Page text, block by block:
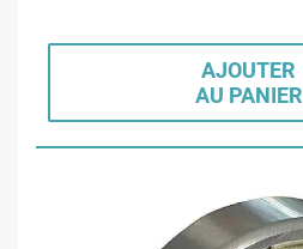
AJOUTER
AU PANIER